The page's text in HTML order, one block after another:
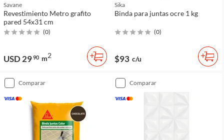
Savane
Revestimiento Metro grafito
pared 54x31 cm
(0)
USD 2990 m2
Sika
Binda para juntas ocre 1 kg
(0)
$93 c/u
comparar comparar